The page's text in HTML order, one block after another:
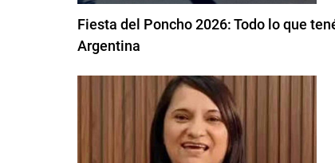
Fiesta del Poncho 2026: Todo lo que
Argentina